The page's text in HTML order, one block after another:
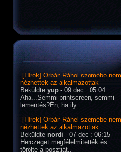
[Hírek] Orbán Ráhel szemébe nem
nézhettek az alkalmazottak
Beküldte yup - 09 dec : 05:04
Aha...Semmi printscreen, semmi
lementés?Én, ha ily
[Hírek] Orbán Ráhel szemébe nem
nézhettek az alkalmazottak
Beküldte nordi - 07 dec : 06:15
Herczeget megfélelmitették és
törölte a posztját..